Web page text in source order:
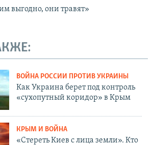
выгодно, они травят»
ВОЙНА РОССИИ ПРОТИВ УКРАИНЫ
Как Украина берет под контроль
«сухопутный коридор» в Крым
КРЫМ И ВОЙНА
«Стереть Киев с лица земли». Кто